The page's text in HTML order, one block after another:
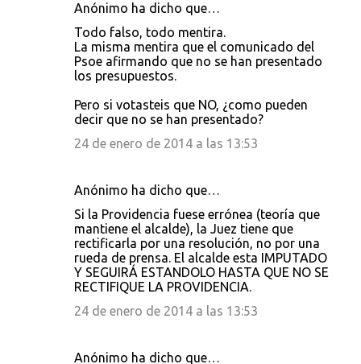
Anónimo ha dicho que…
Todo falso, todo mentira.
La misma mentira que el comunicado del
Psoe afirmando que no se han presentado
los presupuestos.
Pero si votasteis que NO, ¿como pueden
decir que no se han presentado?
24 de enero de 2014 a las 13:53
Anónimo ha dicho que…
Si la Providencia fuese errónea (teoría que
mantiene el alcalde), la Juez tiene que
rectificarla por una resolución, no por una
rueda de prensa. El alcalde esta IMPUTADO
Y SEGUIRÁ ESTANDOLO HASTA QUE NO SE
RECTIFIQUE LA PROVIDENCIA.
24 de enero de 2014 a las 13:53
Anónimo ha dicho que…